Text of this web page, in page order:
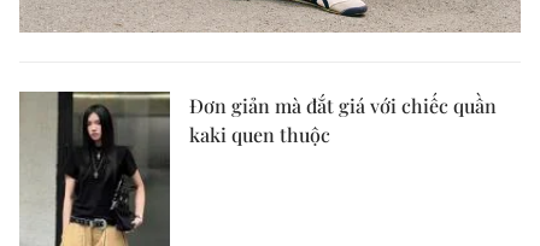
Đơn giản mà đắt giá với chiếc quần
kaki quen thuộc